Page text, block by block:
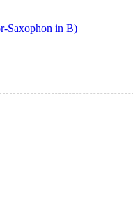
Saxophon in B)